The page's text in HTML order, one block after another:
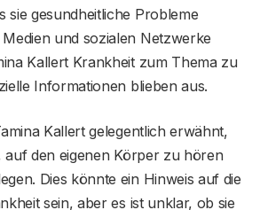
sie gesundheitliche Probleme
und sozialen Netzwerke
Kallert Krankheit zum Thema zu
Informationen blieben aus.
Kallert gelegentlich erwähnt,
auf den eigenen Körper zu hören
Dies könnte ein Hinweis auf die
sein, aber es ist unklar, ob sie